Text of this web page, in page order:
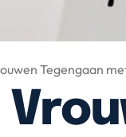
Tegengaan